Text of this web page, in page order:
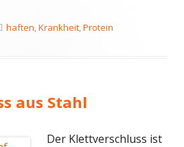
Schlagwörter
haften,Krankheit,Protein
aus Stahl
Der Klettverschluss ist